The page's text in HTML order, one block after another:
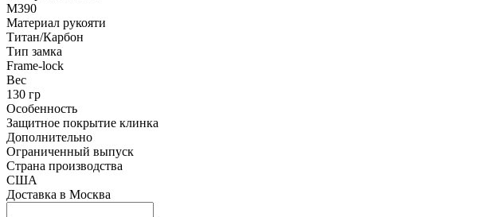
М390
Материал рукояти
Титан/Карбон
Тип замка
Frame-lock
Вес
130 гр
Особенность
Защитное покрытие клинка
Дополнительно
Ограниченный выпуск
Страна производства
США
Доставка в Москва